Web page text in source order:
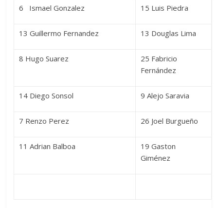
6 Ismael Gonzalez 15 Luis Piedra
13 Guillermo Fernandez 13 Douglas Lima
8 Hugo Suarez
25 Fabricio
Fernández
14 Diego Sonsol 9 Alejo Saravia
7 Renzo Perez 26 Joel Burgueño
11 Adrian Balboa
19 Gaston
Giménez